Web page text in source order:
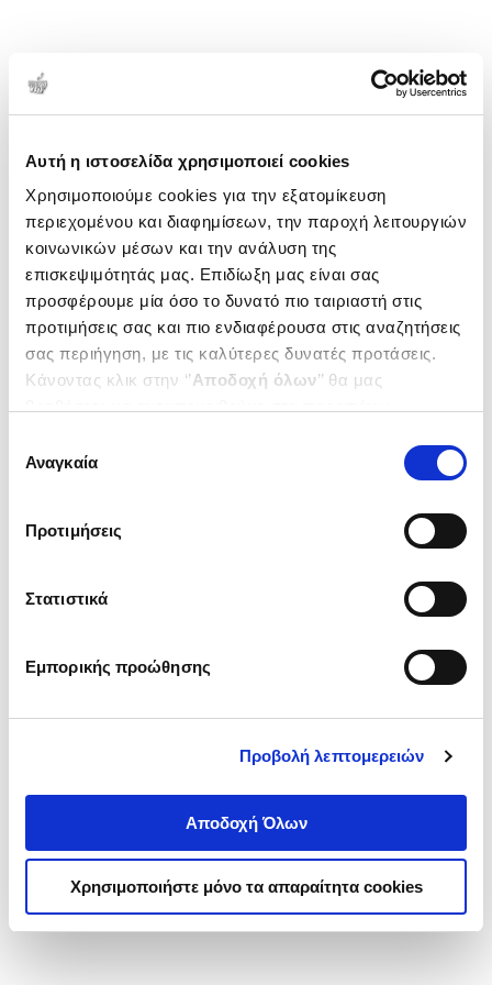
Αυτή η ιστοσελίδα χρησιμοποιεί cookies
Χρησιμοποιούμε cookies για την εξατομίκευση
περιεχομένου και διαφημίσεων, την παροχή λειτουργιών
κοινωνικών μέσων και την ανάλυση της
επισκεψιμότητάς μας. Επιδίωξη μας είναι σας
προσφέρουμε μία όσο το δυνατό πιο ταιριαστή στις
προτιμήσεις σας και πιο ενδιαφέρουσα στις αναζητήσεις
σας περιήγηση, με τις καλύτερες δυνατές προτάσεις.
Κάνοντας κλικ στην ‘’Αποδοχή όλων’’ θα μας
ενδιαφέρουν και να επιλέξετε από τα παρακάτω με την
΄΄και να ενημερωθείτε σχετικά με
συγκατάθεσης
Αναγκαία
Προτιμήσεις
Στατιστικά
Εμπορικής προώθησης
Προβολή λεπτομερειών
Αποδοχή Όλων
Χρησιμοποιήστε μόνο τα απαραίτητα cookies